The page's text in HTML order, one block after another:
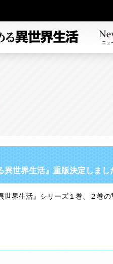
異世界生活』重版決定しまし
世界生活』シリーズ１巻、２